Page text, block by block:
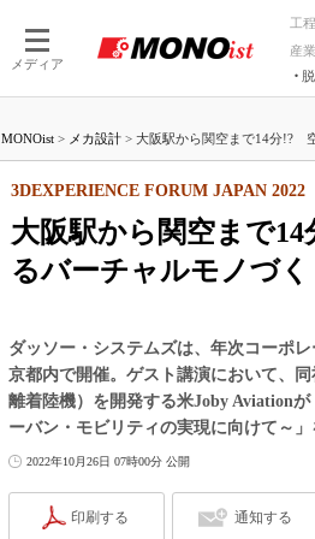
メディア
工
産
つながる工場
AI×設備
MONOist > メカ設計 > 大阪駅から関空まで14分!?
大阪駅から関空まで
るバーチャルモノづ
3DEXPERIENCE FORUM JAPAN 2022
ダッソー・システムズは、年次コーポ
京都内で開催。ゲスト講演において、
離着陸機）を開発する米Joby Aviation
ーバン・モビリティの実現に向けて～
2022年10月26日 07時00分 公開
印刷する 通知する